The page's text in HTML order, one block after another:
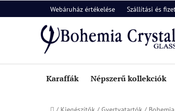
a
Webáruház értékelése Szállítási és
Karaffák Népszerű kollekciók
Kezdőlap